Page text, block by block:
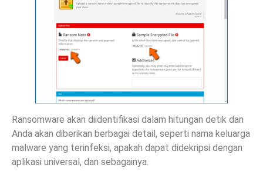
Ransomware akan diidentifikasi dalam hitungan detik dan
Anda akan diberikan berbagai detail, seperti nama keluarga
malware yang terinfeksi, apakah dapat didekripsi dengan
aplikasi universal, dan sebagainya.